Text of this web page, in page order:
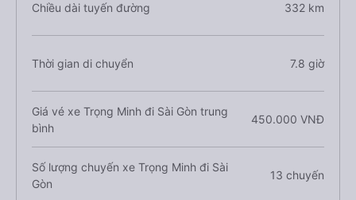
Chiều dài tuyến đường 332 km
Thời gian di chuyển 7.8 giờ
Giá vé xe Trọng Minh đi Sài Gòn trung
bình
450.000 VNĐ
Số lượng chuyến xe Trọng Minh đi Sài
Gòn
13 chuyến